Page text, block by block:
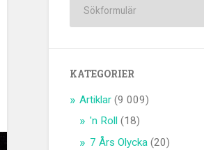
KATEGORIER
Artiklar (9 009)
'n Roll (18)
7 Års Olycka (20)